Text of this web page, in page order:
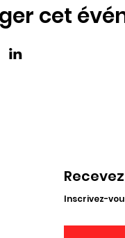
cet
Inscrivez-